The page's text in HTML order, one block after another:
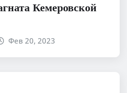
Кемеровской
Фев 20, 2023